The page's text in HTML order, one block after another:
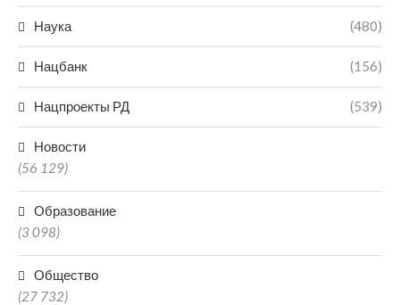
Наука (480)
Нацбанк (156)
Нацпроекты РД (539)
Новости
(56 129)
Образование
(3 098)
Общество
(27 732)